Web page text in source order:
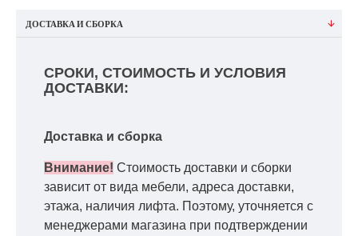
ДОСТАВКА И СБОРКА
СРОКИ, СТОИМОСТЬ И УСЛОВИЯ
ДОСТАВКИ:
Доставка и сборка
Внимание! Стоимость доставки и сборки
зависит от вида мебели, адреса доставки,
этажа, наличия лифта. Поэтому, уточняется с
менеджерами магазина при подтверждении